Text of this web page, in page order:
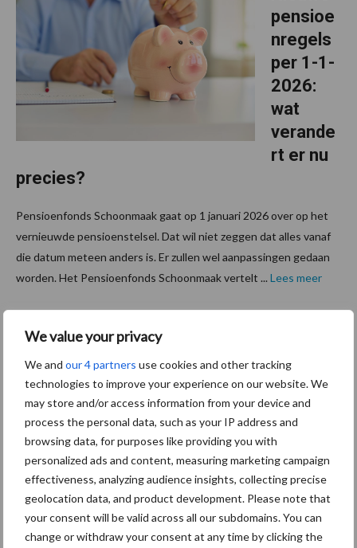
We value your privacy
We and our 4 partners use cookies and other tracking
technologies to improve your experience on our website. We
may store and/or access information from your device and
process the personal data, such as your IP address and
browsing data, for purposes like providing you with
personalized ads and content, measuring marketing campaign
effectiveness, analyzing audience insights, collecting precise
geolocation data, and product development. Please note that
your consent will be valid across all our subdomains. You can
change or withdraw your consent at any time by clicking the
pensioe
nregels
per 1-1-
2026:
wat
verande
rt er nu
precies?
Pensioenfonds Schoonmaak gaat op 1 januari 2026 over op het
vernieuwde pensioenstelsel. Dat wil niet zeggen dat alles vanaf
die datum meteen anders is. Er zullen wel aanpassingen gedaan
worden. Het Pensioenfonds Schoonmaak vertelt ...Lees meer
Schoute
n maakt
kennis
met
vertaala
pp
Pensioe
nfonds Schoonmaak
22 november 2023